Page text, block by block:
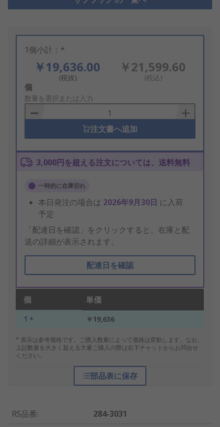
1個小計：*
￥19,636.00
(税抜)
￥21,599.60
(税込)
Add
to
Basket
個
数量を選択または入力
注文書へ追加
3,000円を超える注文については、送料無料
一時的に在庫切れ
本日発注の場合は 2026年9月30日 に入荷
予定
「配達日を確認」をクリックすると、在庫と配
送の詳細が表示されます。
配達日を確認
個 単価
1 + ￥19,636
* 表示は参考価格です。ご購入数量によって価格は変動します。なお、
上記数量を大きく超える大量ご購入の際は右下チャットからお問合せ
ください。
部品表に保存
RS品番:
284-3031